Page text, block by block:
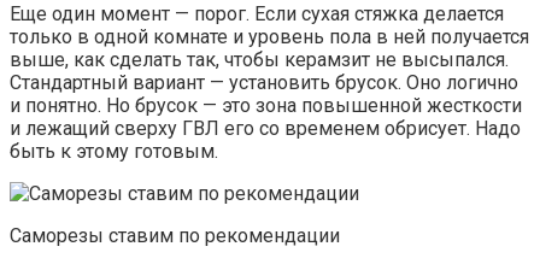
Еще один момент — порог. Если сухая стяжка делается
только в одной комнате и уровень пола в ней получается
выше, как сделать так, чтобы керамзит не высыпался.
Стандартный вариант — установить брусок. Оно логично
и понятно. Но брусок — это зона повышенной жесткости
и лежащий сверху ГВЛ его со временем обрисует. Надо
быть к этому готовым.
Саморезы ставим по рекомендации